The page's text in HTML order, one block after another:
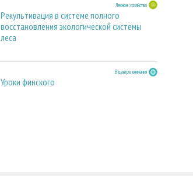
Лесное хозяйство
Рекультивация в системе полного
восстановления экологической системы
леса
В центре внимания
Уроки финского